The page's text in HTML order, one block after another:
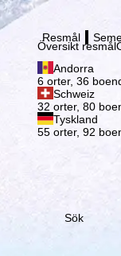
Resmål
Översikt resmål
Andorra
6 orter, 36
Schweiz
32 orter, 80
Tyskland
55 orter, 92
Sök